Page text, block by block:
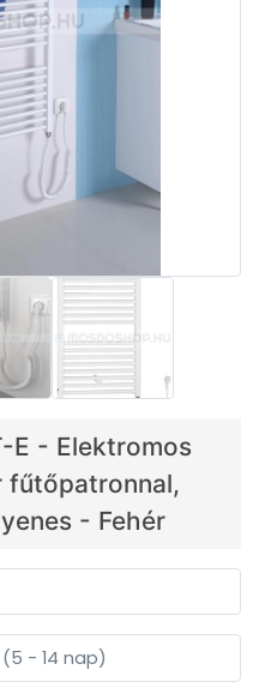
E - Elektromos
fűtőpatronnal,
- Fehér
- 14 nap)